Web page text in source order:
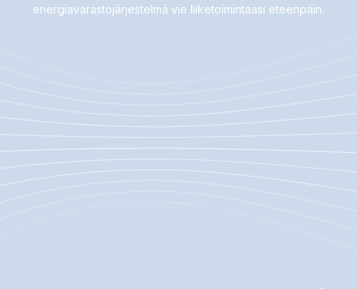
energiavarastojärjestelmä vie liiketoimintaasi eteenpäin.